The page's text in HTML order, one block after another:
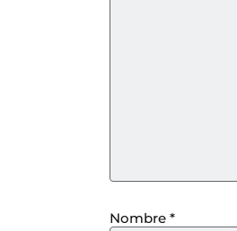
Nombre *